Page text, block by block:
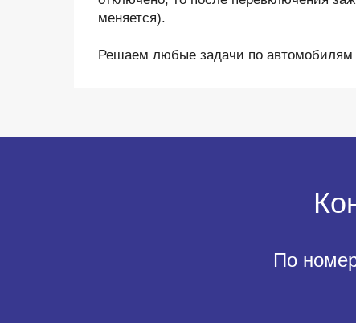
меняется).
Решаем любые задачи по автомобилям
По